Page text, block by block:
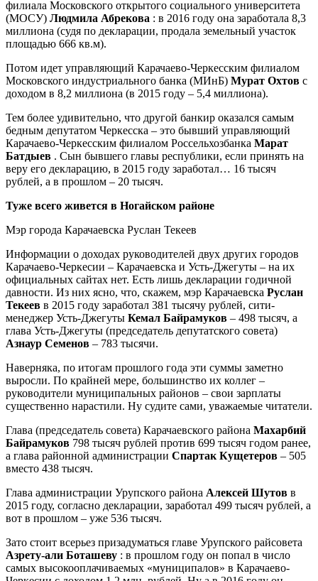
филиала Московского открытого социального университета
(МОСУ) Людмила Абрекова : в 2016 году она заработала 8,3
миллиона (судя по декларации, продала земельный участок
площадью 666 кв.м).
Потом идет управляющий Карачаево-Черкесским филиалом
Московского индустриального банка (МИнБ) Мурат Охтов с
доходом в 8,2 миллиона (в 2015 году – 5,4 миллиона).
Тем более удивительно, что другой банкир оказался самым
бедным депутатом Черкесска – это бывший управляющий
Карачаево-Черкесским филиалом Россельхозбанка Марат
Батдыев . Сын бывшего главы республики, если принять на
веру его декларацию, в 2015 году заработал… 16 тысяч
рублей, а в прошлом – 20 тысяч.
Туже всего живется в Ногайском районе
Мэр города Карачаевска Руслан Текеев
Информации о доходах руководителей двух других городов
Карачаево-Черкесии – Карачаевска и Усть-Джегуты – на их
официальных сайтах нет. Есть лишь декларации годичной
давности. Из них ясно, что, скажем, мэр Карачаевска Руслан
Текеев в 2015 году заработал 381 тысячу рублей, сити-
менеджер Усть-Джегуты Кемал Байрамуков – 498 тысяч, а
глава Усть-Джегуты (председатель депутатского совета)
Азнаур Семенов – 783 тысячи.
Наверняка, по итогам прошлого года эти суммы заметно
выросли. По крайней мере, большинство их коллег –
руководители муниципальных районов – свои зарплаты
существенно нарастили. Ну судите сами, уважаемые читатели.
Глава (председатель совета) Карачаевского района Махарбий
Байрамуков 798 тысяч рублей против 699 тысяч годом ранее,
а глава районной администрации Спартак Кущетеров – 505
вместо 438 тысяч.
Глава администрации Урупского района Алексей Шутов в
2015 году, согласно декларации, заработал 499 тысяч рублей, а
вот в прошлом – уже 536 тысяч.
Зато стоит всерьез призадуматься главе Урупского райсовета
Азрету-али Боташеву : в прошлом году он попал в число
самых высокооплачиваемых «муниципалов» в Карачаево-